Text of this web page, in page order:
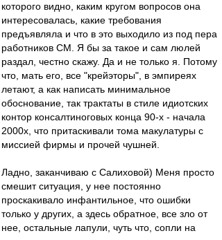
которого видно, каким кругом вопросов она
интересовалась, какие требования
предъявляла и что в это выходило из под пера
работников СМ. Я бы за такое и сам люлей
раздал, честно скажу. Да и не только я. Потому
что, мать его, все "крейэторы", в эмпиреях
летают, а как написать минимальное
обоснование, так трактаты в стиле идиотских
контор консалтиноговых конца 90-х - начала
2000х, что притаскивали тома макулатуры с
миссией фирмы и прочей чушней.
Ладно, заканчиваю с Салиховой) Меня просто
смешит ситуация, у нее постоянно
проскакивало инфантильное, что ошибки
только у других, а здесь обратное, все зло от
нее, остальные лапули, чуть что, сопли на